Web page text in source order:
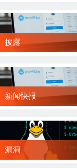
披露
新闻快报
漏洞